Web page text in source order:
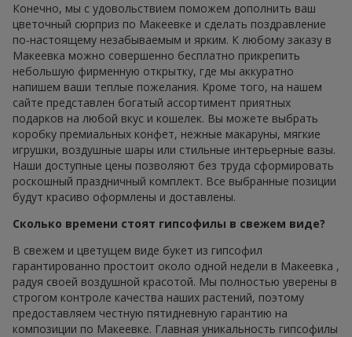
Конечно, мы с удовольствием поможем дополнить ваш
цветочный сюрприз по Макеевке и сделать поздравление
по-настоящему незабываемым и ярким. К любому заказу в
Макеевка можно совершенно бесплатно прикрепить
небольшую фирменную открытку, где мы аккуратно
напишем ваши теплые пожелания. Кроме того, на нашем
сайте представлен богатый ассортимент приятных
подарков на любой вкус и кошелек. Вы можете выбрать
коробку премиальных конфет, нежные макаруны, мягкие
игрушки, воздушные шары или стильные интерьерные вазы.
Наши доступные цены позволяют без труда сформировать
роскошный праздничный комплект. Все выбранные позиции
будут красиво оформлены и доставлены.
Сколько времени стоят гипсофилы в свежем виде?
В свежем и цветущем виде букет из гипсофил
гарантированно простоит около одной недели в Макеевка ,
радуя своей воздушной красотой. Мы полностью уверены в
строгом контроле качества наших растений, поэтому
предоставляем честную пятидневную гарантию на
композиции по Макеевке. Главная уникальность гипсофилы